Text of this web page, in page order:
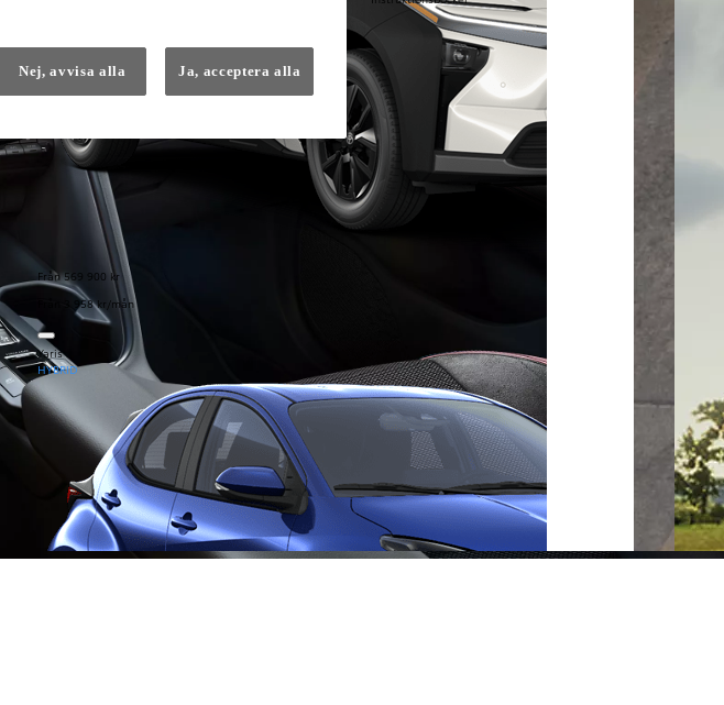
Från 569 900 kr
Från 3 958 kr/mån
Yaris
HYBRID
Yaris Instruktionsfilmer
Yaris Cross Instruktionsfilmer
Digital Smart Nyckel Instruktionsfilmer
Nej, avvisa alla Ja, acceptera alla